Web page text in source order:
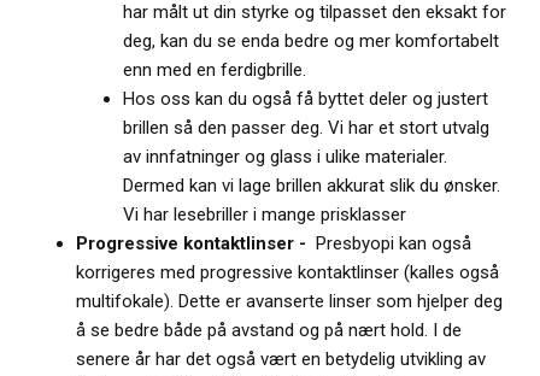
har målt ut din styrke og tilpasset den eksakt for
deg, kan du se enda bedre og mer komfortabelt
enn med en ferdigbrille.
Hos oss kan du også få byttet deler og justert
brillen så den passer deg. Vi har et stort utvalg
av innfatninger og glass i ulike materialer.
Dermed kan vi lage brillen akkurat slik du ønsker.
Vi har lesebriller i mange prisklasser
Progressive kontaktlinser -Presbyopi kan også
korrigeres med progressive kontaktlinser (kalles også
multifokale). Dette er avanserte linser som hjelper deg
å se bedre både på avstand og på nært hold. I de
senere år har det også vært en betydelig utvikling av